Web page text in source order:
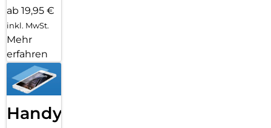
ab 19,95 €
inkl. MwSt.
Mehr
erfahren
Handy